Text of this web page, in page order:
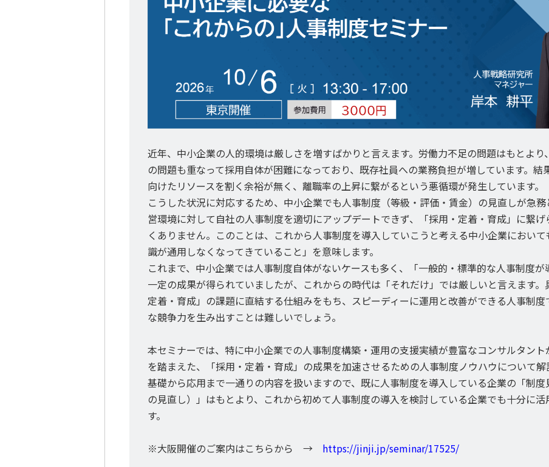
近年、中小企業の人的環境は厳しさを増すばかりと言えます。労働力不足の問題はもとよ
の問題も重なって採用自体が困難になっており、既存社員への業務負担が増しています。結
向けたリソースを割く余裕が無く、離職率の上昇に繋がるという悪循環が発生しています。
こうした状況に対応するため、中小企業でも人事制度（等級・評価・賃金）の見直しが急
営環境に対して自社の人事制度を適切にアップデートできず、「採用・定着・育成」に繋
くありません。このことは、これから人事制度を導入していこうと考える中小企業におい
識が通用しなくなってきていること」を意味します。
これまで、中小企業では人事制度自体がないケースも多く、「一般的・標準的な人事制度
一定の成果が得られていましたが、これからの時代は「それだけ」では厳しいと言えます。
定着・育成」の課題に直結する仕組みをもち、スピーディーに運用と改善ができる人事制
な競争力を生み出すことは難しいでしょう。
本セミナーでは、特に中小企業での人事制度構築・運用の支援実績が豊富なコンサルタン
を踏まえた、「採用・定着・育成」の成果を加速させるための人事制度ノウハウについて解
基礎から応用まで一通りの内容を扱いますので、既に人事制度を導入している企業の「制
の見直し）」はもとより、これから初めて人事制度の導入を検討している企業でも十分に
す。
※大阪開催のご案内はこちらから → https://jinji.jp/seminar/17525/